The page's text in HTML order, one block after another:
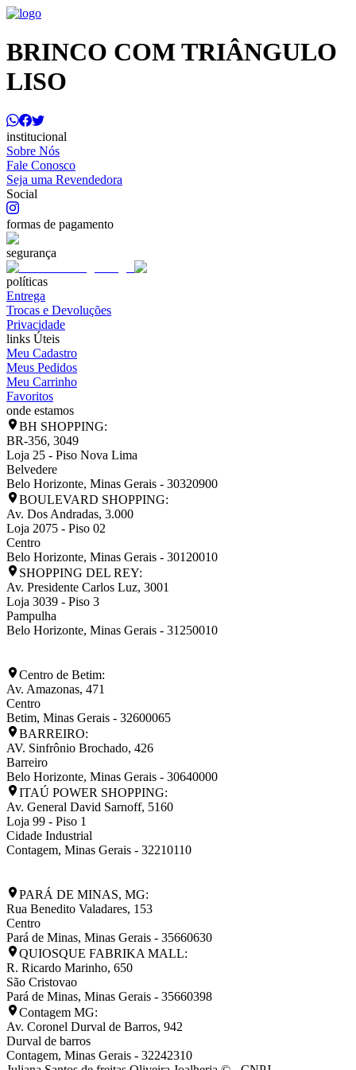
BRINCO COM TRIÂNGULO
LISO
institucional
Sobre Nós
Fale Conosco
Seja uma Revendedora
Social
formas de pagamento
segurança
políticas
Entrega
Trocas e Devoluções
Privacidade
links Úteis
Meu Cadastro
Meus Pedidos
Meu Carrinho
Favoritos
onde estamos
BH SHOPPING:
BR-356, 3049
Loja 25 - Piso Nova Lima
Belvedere
Belo Horizonte, Minas Gerais - 30320900
BOULEVARD SHOPPING:
Av. Dos Andradas, 3.000
Loja 2075 - Piso 02
Centro
Belo Horizonte, Minas Gerais - 30120010
SHOPPING DEL REY:
Av. Presidente Carlos Luz, 3001
Loja 3039 - Piso 3
Pampulha
Belo Horizonte, Minas Gerais - 31250010
Centro de Betim:
Av. Amazonas, 471
Centro
Betim, Minas Gerais - 32600065
BARREIRO:
AV. Sinfrônio Brochado, 426
Barreiro
Belo Horizonte, Minas Gerais - 30640000
ITAÚ POWER SHOPPING:
Av. General David Sarnoff, 5160
Loja 99 - Piso 1
Cidade Industrial
Contagem, Minas Gerais - 32210110
PARÁ DE MINAS, MG:
Rua Benedito Valadares, 153
Centro
Pará de Minas, Minas Gerais - 35660630
QUIOSQUE FABRIKA MALL:
R. Ricardo Marinho, 650
São Cristovao
Pará de Minas, Minas Gerais - 35660398
Contagem MG:
Av. Coronel Durval de Barros, 942
Durval de barros
Contagem, Minas Gerais - 32242310